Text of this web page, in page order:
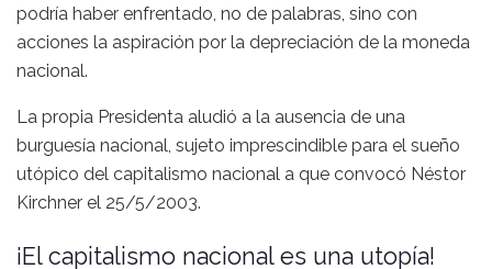
podría haber enfrentado, no de palabras, sino con
acciones la aspiración por la depreciación de la moneda
nacional.
La propia Presidenta aludió a la ausencia de una
burguesía nacional, sujeto imprescindible para el sueño
utópico del capitalismo nacional a que convocó Néstor
Kirchner el 25/5/2003.
¡El capitalismo nacional es una utopía!